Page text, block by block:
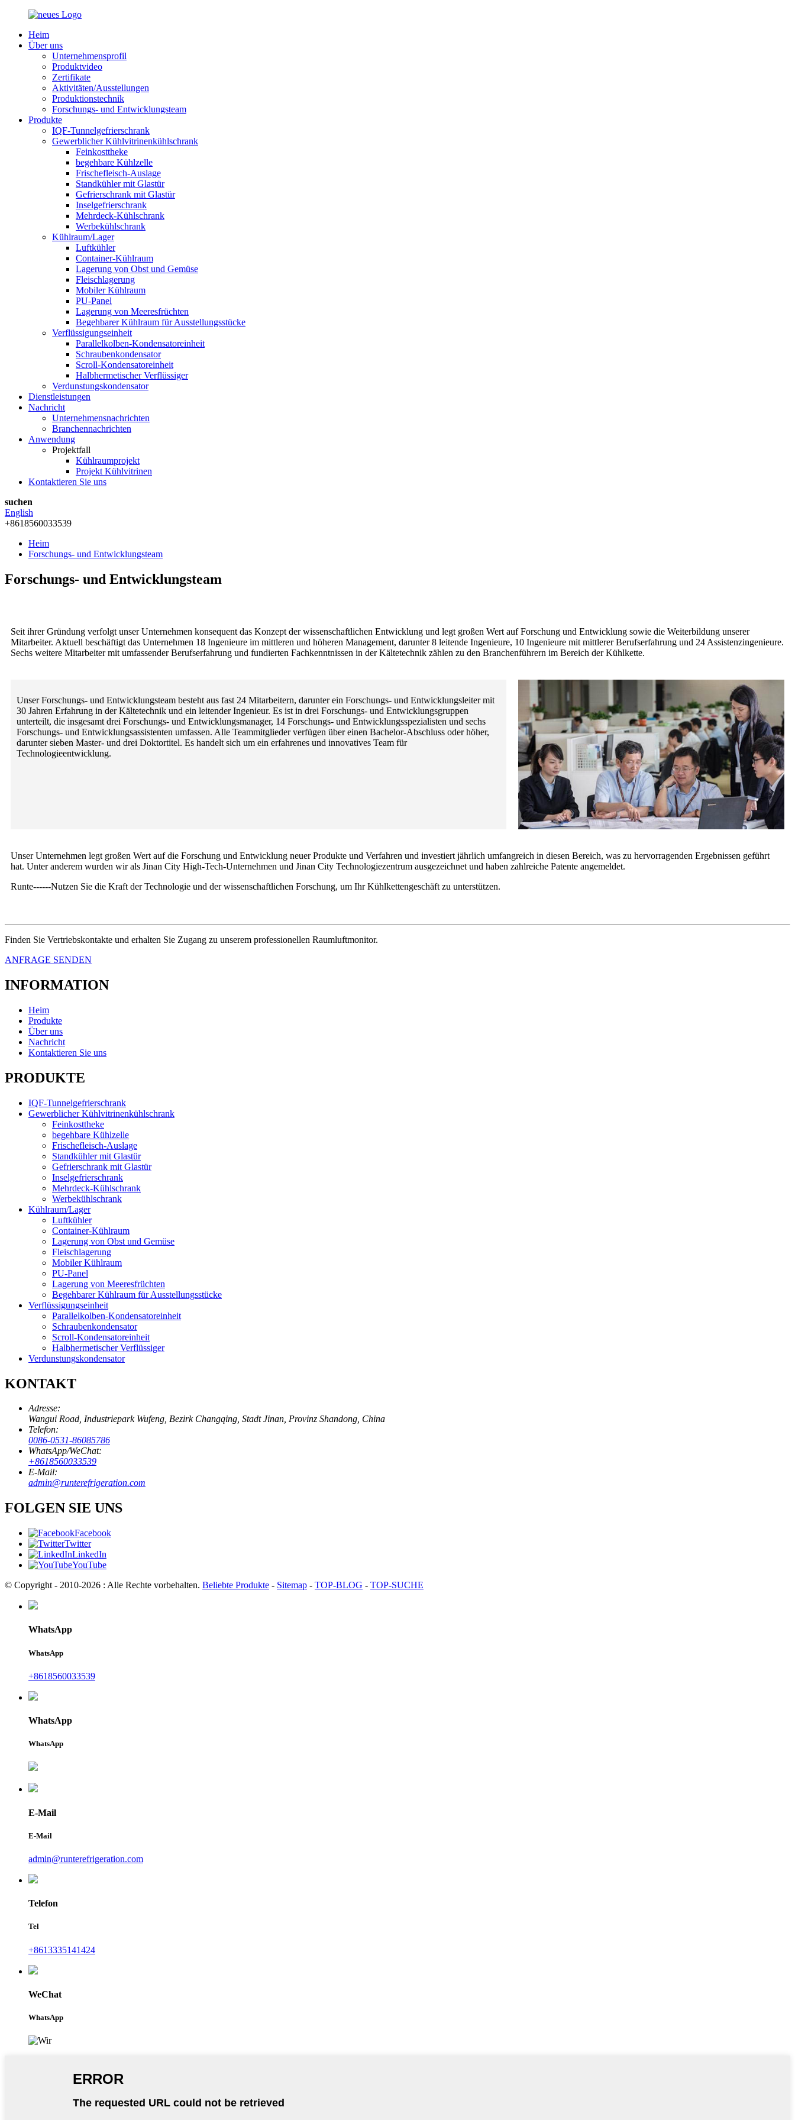
Heim
Über uns
Unternehmensprofil
Produktvideo
Zertifikate
Aktivitäten/Ausstellungen
Produktionstechnik
Forschungs- und Entwicklungsteam
Produkte
IQF-Tunnelgefrierschrank
Gewerblicher Kühlvitrinenkühlschrank
Feinkosttheke
begehbare Kühlzelle
Frischefleisch-Auslage
Standkühler mit Glastür
Gefrierschrank mit Glastür
Inselgefrierschrank
Mehrdeck-Kühlschrank
Werbekühlschrank
Kühlraum/Lager
Luftkühler
Container-Kühlraum
Lagerung von Obst und Gemüse
Fleischlagerung
Mobiler Kühlraum
PU-Panel
Lagerung von Meeresfrüchten
Begehbarer Kühlraum für Ausstellungsstücke
Verflüssigungseinheit
Parallelkolben-Kondensatoreinheit
Schraubenkondensator
Scroll-Kondensatoreinheit
Halbhermetischer Verflüssiger
Verdunstungskondensator
Dienstleistungen
Nachricht
Unternehmensnachrichten
Branchennachrichten
Anwendung
Projektfall
Kühlraumprojekt
Projekt Kühlvitrinen
Kontaktieren Sie uns
suchen
English
+8618560033539
Heim
Forschungs- und Entwicklungsteam
Forschungs- und Entwicklungsteam
Seit ihrer Gründung verfolgt unser Unternehmen konsequent das Konzept der wissenschaftlichen Entwicklung und legt großen Wert auf Forschung und Entwicklung sowie die Weiterbildung unserer
Mitarbeiter. Aktuell beschäftigt das Unternehmen 18 Ingenieure im mittleren und höheren Management, darunter 8 leitende Ingenieure, 10 Ingenieure mit mittlerer Berufserfahrung und 24 Assistenzingenieure.
Sechs weitere Mitarbeiter mit umfassender Berufserfahrung und fundierten Fachkenntnissen in der Kältetechnik zählen zu den Branchenführern im Bereich der Kühlkette.
Unser Forschungs- und Entwicklungsteam besteht aus fast 24 Mitarbeitern, darunter ein Forschungs- und Entwicklungsleiter mit
30 Jahren Erfahrung in der Kältetechnik und ein leitender Ingenieur. Es ist in drei Forschungs- und Entwicklungsgruppen
unterteilt, die insgesamt drei Forschungs- und Entwicklungsmanager, 14 Forschungs- und Entwicklungsspezialisten und sechs
Forschungs- und Entwicklungsassistenten umfassen. Alle Teammitglieder verfügen über einen Bachelor-Abschluss oder höher,
darunter sieben Master- und drei Doktortitel. Es handelt sich um ein erfahrenes und innovatives Team für
Technologieentwicklung.
Unser Unternehmen legt großen Wert auf die Forschung und Entwicklung neuer Produkte und Verfahren und investiert jährlich umfangreich in diesen Bereich, was zu hervorragenden Ergebnissen geführt
hat. Unter anderem wurden wir als Jinan City High-Tech-Unternehmen und Jinan City Technologiezentrum ausgezeichnet und haben zahlreiche Patente angemeldet.
Runte------Nutzen Sie die Kraft der Technologie und der wissenschaftlichen Forschung, um Ihr Kühlkettengeschäft zu unterstützen.
Finden Sie Vertriebskontakte und erhalten Sie Zugang zu unserem professionellen Raumluftmonitor.
ANFRAGE SENDEN
INFORMATION
Heim
Produkte
Über uns
Nachricht
Kontaktieren Sie uns
PRODUKTE
IQF-Tunnelgefrierschrank
Gewerblicher Kühlvitrinenkühlschrank
Feinkosttheke
begehbare Kühlzelle
Frischefleisch-Auslage
Standkühler mit Glastür
Gefrierschrank mit Glastür
Inselgefrierschrank
Mehrdeck-Kühlschrank
Werbekühlschrank
Kühlraum/Lager
Luftkühler
Container-Kühlraum
Lagerung von Obst und Gemüse
Fleischlagerung
Mobiler Kühlraum
PU-Panel
Lagerung von Meeresfrüchten
Begehbarer Kühlraum für Ausstellungsstücke
Verflüssigungseinheit
Parallelkolben-Kondensatoreinheit
Schraubenkondensator
Scroll-Kondensatoreinheit
Halbhermetischer Verflüssiger
Verdunstungskondensator
KONTAKT
Adresse:
Wangui Road, Industriepark Wufeng, Bezirk Changqing, Stadt Jinan, Provinz Shandong, China
Telefon:
0086-0531-86085786
WhatsApp/WeChat:
+8618560033539
E-Mail:
admin@runterefrigeration.com
FOLGEN SIE UNS
Facebook
Twitter
LinkedIn
YouTube
© Copyright - 2010-2026 : Alle Rechte vorbehalten. Beliebte Produkte - Sitemap - TOP-BLOG - TOP-SUCHE
WhatsApp
WhatsApp
+8618560033539
WhatsApp
WhatsApp
E-Mail
E-Mail
admin@runterefrigeration.com
Telefon
Tel
+8613335141424
WeChat
WhatsApp